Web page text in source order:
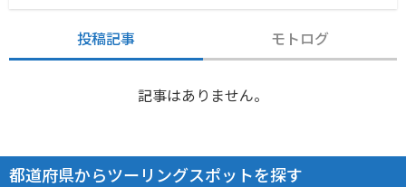
投稿記事 モトログ
記事はありません。
都道府県からツーリングスポットを探す